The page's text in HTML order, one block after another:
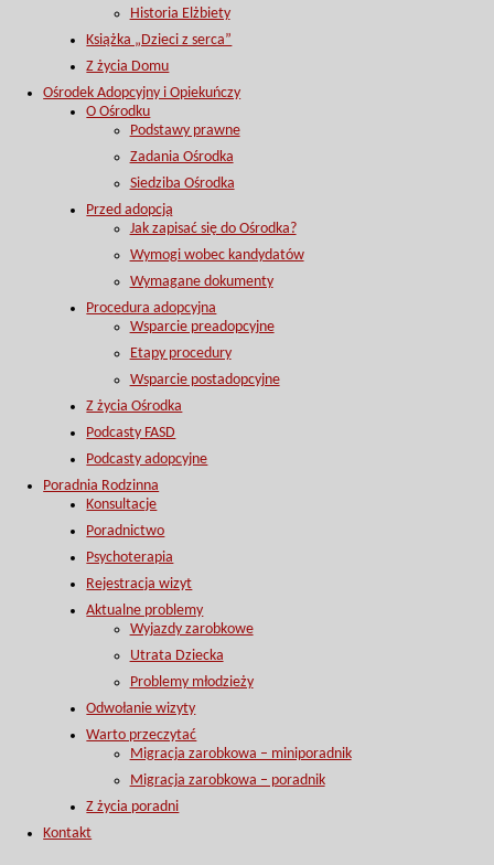
Historia Elżbiety
Książka „Dzieci z serca”
Z życia Domu
Ośrodek Adopcyjny i Opiekuńczy
O Ośrodku
Podstawy prawne
Zadania Ośrodka
Siedziba Ośrodka
Przed adopcją
Jak zapisać się do Ośrodka?
Wymogi wobec kandydatów
Wymagane dokumenty
Procedura adopcyjna
Wsparcie preadopcyjne
Etapy procedury
Wsparcie postadopcyjne
Z życia Ośrodka
Podcasty FASD
Podcasty adopcyjne
Poradnia Rodzinna
Konsultacje
Poradnictwo
Psychoterapia
Rejestracja wizyt
Aktualne problemy
Wyjazdy zarobkowe
Utrata Dziecka
Problemy młodzieży
Odwołanie wizyty
Warto przeczytać
Migracja zarobkowa – miniporadnik
Migracja zarobkowa – poradnik
Z życia poradni
Kontakt